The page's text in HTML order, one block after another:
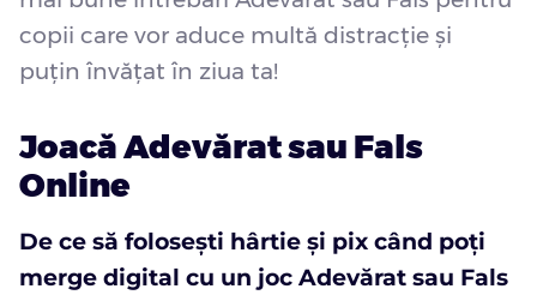
copii care vor aduce multă distracție și
puțin învățat în ziua ta!
Joacă Adevărat sau Fals
Online
De ce să folosești hârtie și pix când poți
merge digital cu un joc Adevărat sau Fals